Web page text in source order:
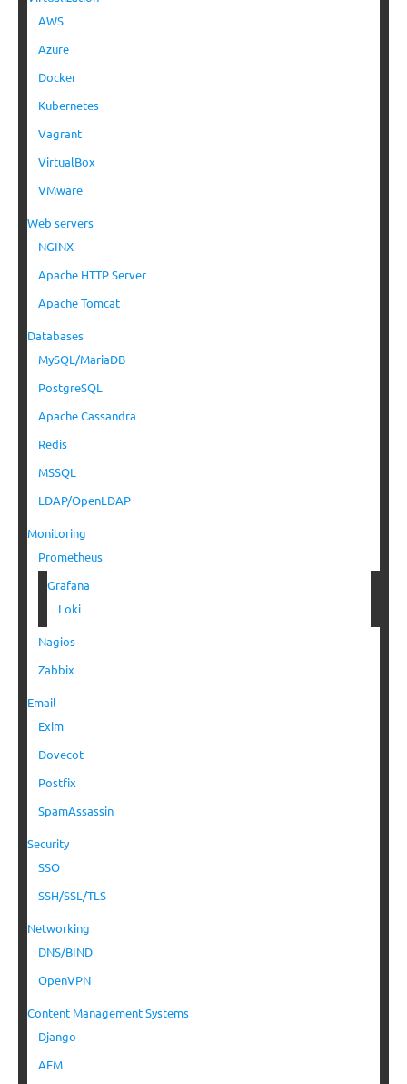
AWS
Azure
Docker
Kubernetes
Vagrant
VirtualBox
VMware
Web servers
NGINX
Apache HTTP Server
Apache Tomcat
Databases
MySQL/MariaDB
PostgreSQL
Apache Cassandra
Redis
MSSQL
LDAP/OpenLDAP
Monitoring
Prometheus
Grafana
Loki
Nagios
Zabbix
Email
Exim
Dovecot
Postfix
SpamAssassin
Security
SSO
SSH/SSL/TLS
Networking
DNS/BIND
OpenVPN
Content Management Systems
Django
AEM